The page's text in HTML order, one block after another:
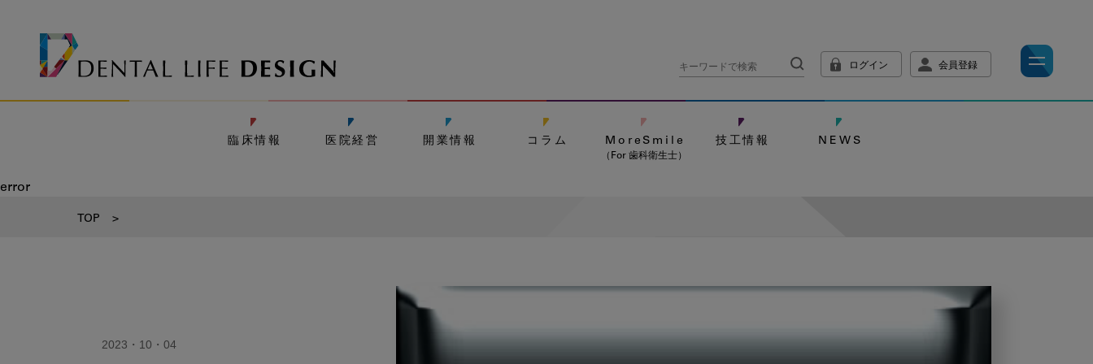
ログイン 会員登録
臨床情報 医院経営 開業情報 コラム MoreSmile
（For 歯科衛生士）
技工情報 NEWS
error
TOP >
2023・10・04